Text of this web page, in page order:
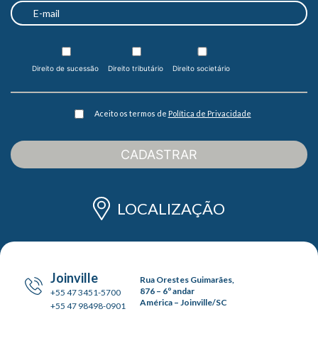
Direito de sucessão Direito tributário Direito societário
Aceito os termos de Política de Privacidade
CADASTRAR
LOCALIZAÇÃO
Joinville
+55 47 3451-5700
+55 47 98498-0901
Rua Orestes Guimarães,
876 – 6º andar
América – Joinville/SC